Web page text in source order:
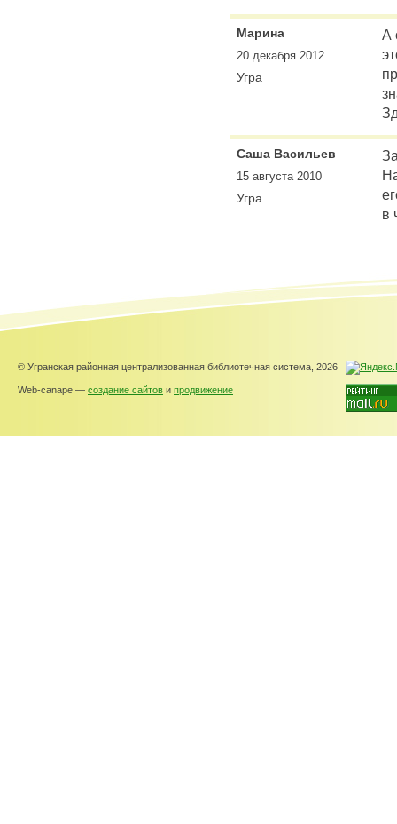
Марина
20 декабря 2012
Угра
А
Саша Васильев
15 августа 2010
Угра
в
© Угранская районная централизованная библиотечная система, 2026
Web-canape — создание сайтов и продвижение